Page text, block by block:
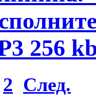
256
2 След.